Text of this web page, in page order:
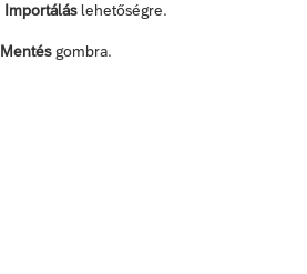
Importáláslehetőségre.
Mentésgombra.